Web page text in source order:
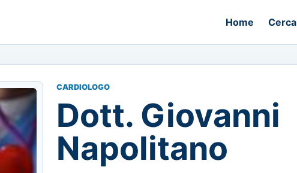
Home Cerca
CARDIOLOGO
Dott. Giovanni
Napolitano